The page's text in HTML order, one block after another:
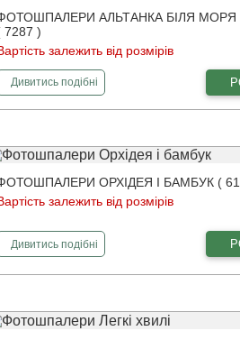
АЛЬТАНКА БІЛЯ МОРЯ
7287 )
залежить від розмірів
Дивитисьфотошпалери
подібніАльтанка біля моря
ОРХІДЕЯ І БАМБУК (
залежить від розмірів
Дивитисьфотошпалери
подібніОрхідея і бамбук